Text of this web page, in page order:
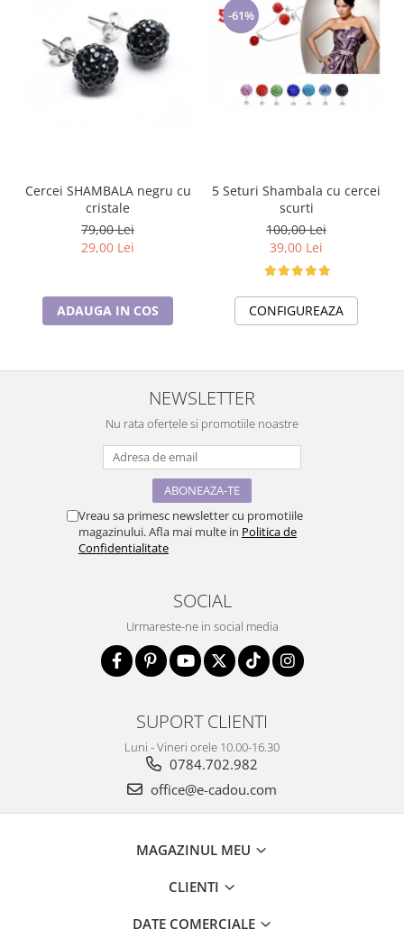
Cercei SHAMBALA negru cu
cristale
79,00 Lei
29,00 Lei
ADAUGA IN COS
-61%
5 Seturi Shambala cu cercei
scurti
100,00 Lei
39,00 Lei
CONFIGUREAZA
NEWSLETTER
Nu rata ofertele si promotiile noastre
Vreau sa primesc newsletter cu promotiile
magazinului. Afla mai multe in Politica de
Confidentialitate
SOCIAL
Urmareste-ne in social media
SUPORT CLIENTI
Luni - Vineri orele 10.00-16.30
0784.702.982
office@e-cadou.com
MAGAZINUL MEU
CLIENTI
DATE COMERCIALE